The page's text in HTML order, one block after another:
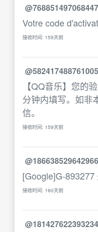
Votre code
接收时间: 159天前
【QQ音乐】您的
分钟内填写。如非
信。
接收时间: 159天前
[Google]G-893277
接收时间: 160天前